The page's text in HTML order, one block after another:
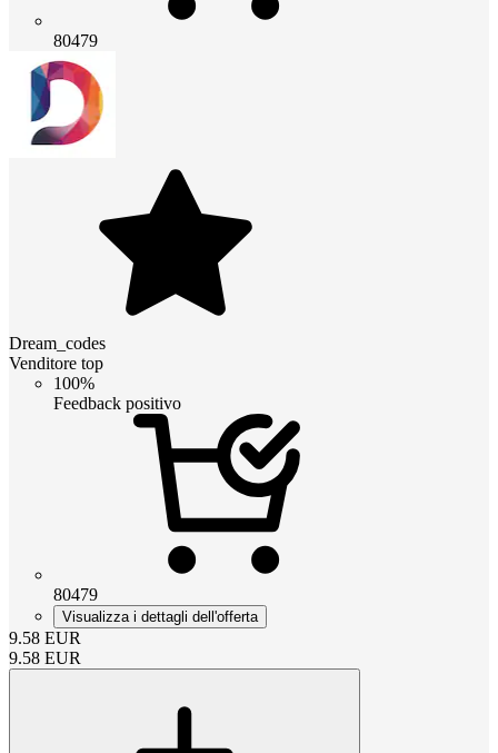
80479
Dream_codes
Venditore top
100%
Feedback positivo
80479
Visualizza i dettagli dell'offerta
9.58 EUR
9.58 EUR